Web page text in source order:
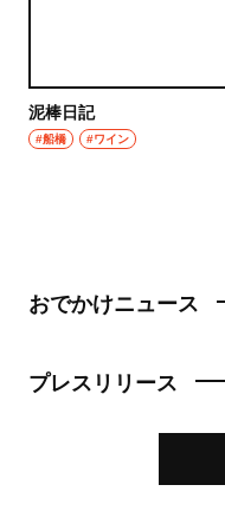
泥棒日記
#船橋 #ワイン
おでかけニュース
プレスリリース